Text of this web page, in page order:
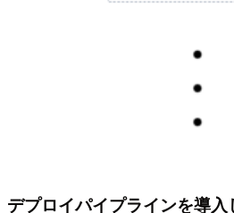
デプロイパイプラインを導